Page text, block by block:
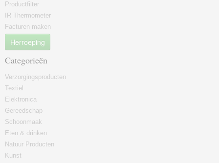
Productfilter
IR Thermometer
Facturen maken
Herroeping
Categorieën
Verzorgingsproducten
Textiel
Elektronica
Gereedschap
Schoonmaak
Eten & drinken
Natuur Producten
Kunst